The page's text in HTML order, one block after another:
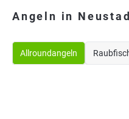
Angeln in
Allroundangeln